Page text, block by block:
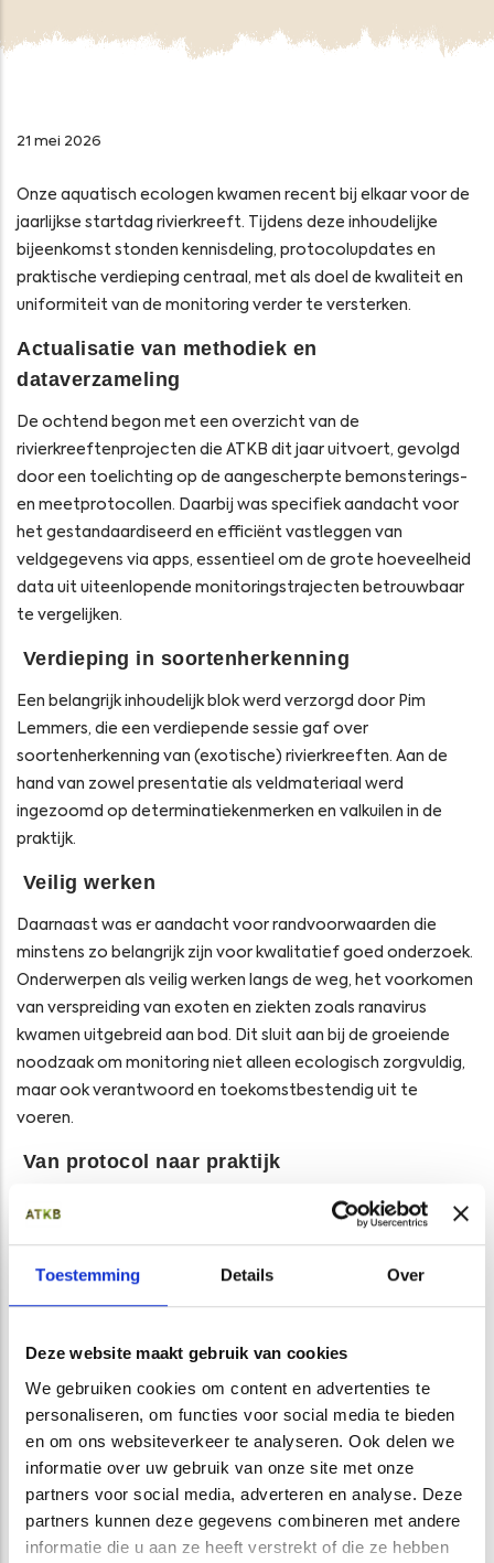
Toestemming Details Over
Deze website maakt gebruik van cookies
We gebruiken cookies om content en advertenties te
personaliseren, om functies voor social media te bieden
en om ons websiteverkeer te analyseren. Ook delen we
informatie over uw gebruik van onze site met onze
partners voor social media, adverteren en analyse. Deze
partners kunnen deze gegevens combineren met andere
informatie die u aan ze heeft verstrekt of die ze hebben
21 mei 2026
Onze aquatisch ecologen kwamen recent bij elkaar voor de
jaarlijkse startdag rivierkreeft. Tijdens deze inhoudelijke
bijeenkomst stonden kennisdeling, protocolupdates en
praktische verdieping centraal, met als doel de kwaliteit en
uniformiteit van de monitoring verder te versterken.
Actualisatie van methodiek en
dataverzameling
De ochtend begon met een overzicht van de
rivierkreeftenprojecten die ATKB dit jaar uitvoert, gevolgd
door een toelichting op de aangescherpte bemonsterings-
en meetprotocollen. Daarbij was specifiek aandacht voor
het gestandaardiseerd en efficiënt vastleggen van
veldgegevens via apps, essentieel om de grote hoeveelheid
data uit uiteenlopende monitoringstrajecten betrouwbaar
te vergelijken.
Verdieping in soortenherkenning
Een belangrijk inhoudelijk blok werd verzorgd door Pim
Lemmers, die een verdiepende sessie gaf over
soortenherkenning van (exotische) rivierkreeften. Aan de
hand van zowel presentatie als veldmateriaal werd
ingezoomd op determinatiekenmerken en valkuilen in de
praktijk.
Veilig werken
Daarnaast was er aandacht voor randvoorwaarden die
minstens zo belangrijk zijn voor kwalitatief goed onderzoek.
Onderwerpen als veilig werken langs de weg, het voorkomen
van verspreiding van exoten en ziekten zoals ranavirus
kwamen uitgebreid aan bod. Dit sluit aan bij de groeiende
noodzaak om monitoring niet alleen ecologisch zorgvuldig,
maar ook verantwoord en toekomstbestendig uit te
voeren.
Van protocol naar praktijk
De dag werd afgesloten met een inhoudelijke sessie over
het rivierkreeftenonderzoek in een lopend onderzoek,
toepassing in het veld. Daarmee bood de dag niet alleen
Met deze startdag investeren we bewust in kennisborging,
eenduidigheid en vakinhoudelijke kwaliteit binnen de
rivierkreeftenmonitoring. Een stevige basis voor een nieuw
seizoen waarin data, ecologie en praktijk samenkomen.
#rivierkreeft #kennisdeling #ecologie #atkb #kennisdeling